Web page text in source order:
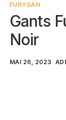
Types de
Guide d’achat
FURYGAN
Gants
Noir
MAI 26, 2023